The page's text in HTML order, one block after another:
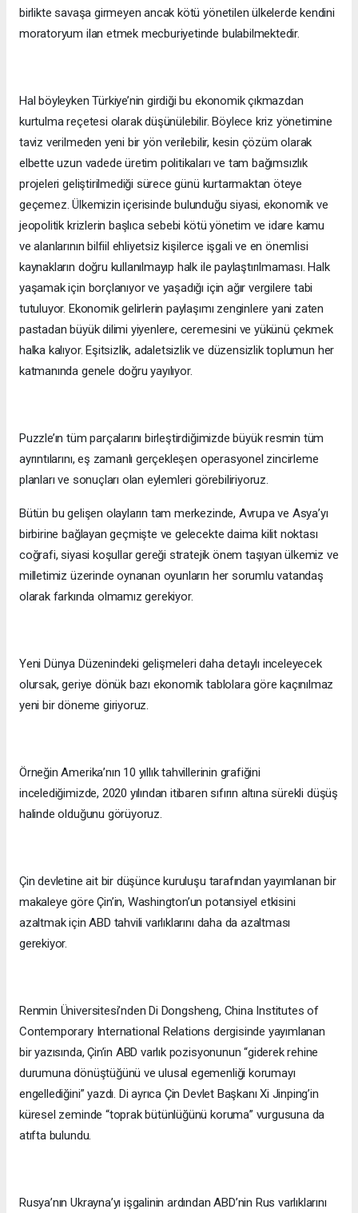
birlikte savaşa girmeyen ancak kötü yönetilen ülkelerde kendini
moratoryum ilan etmek mecburiyetinde bulabilmektedir.
Hal böyleyken Türkiye’nin girdiği bu ekonomik çıkmazdan
kurtulma reçetesi olarak düşünülebilir. Böylece kriz yönetimine
taviz verilmeden yeni bir yön verilebilir, kesin çözüm olarak
elbette uzun vadede üretim politikaları ve tam bağımsızlık
projeleri geliştirilmediği sürece günü kurtarmaktan öteye
geçemez. Ülkemizin içerisinde bulunduğu siyasi, ekonomik ve
jeopolitik krizlerin başlıca sebebi kötü yönetim ve idare kamu
ve alanlarının bilfiil ehliyetsiz kişilerce işgali ve en önemlisi
kaynakların doğru kullanılmayıp halk ile paylaştırılmaması. Halk
yaşamak için borçlanıyor ve yaşadığı için ağır vergilere tabi
tutuluyor. Ekonomik gelirlerin paylaşımı zenginlere yani zaten
pastadan büyük dilimi yiyenlere, ceremesini ve yükünü çekmek
halka kalıyor. Eşitsizlik, adaletsizlik ve düzensizlik toplumun her
katmanında genele doğru yayılıyor.
Puzzle’ın tüm parçalarını birleştirdiğimizde büyük resmin tüm
ayrıntılarını, eş zamanlı gerçekleşen operasyonel zincirleme
planları ve sonuçları olan eylemleri görebiliriyoruz.
Bütün bu gelişen olayların tam merkezinde, Avrupa ve Asya’yı
birbirine bağlayan geçmişte ve gelecekte daima kilit noktası
coğrafi, siyasi koşullar gereği stratejik önem taşıyan ülkemiz ve
milletimiz üzerinde oynanan oyunların her sorumlu vatandaş
olarak farkında olmamız gerekiyor.
Yeni Dünya Düzenindeki gelişmeleri daha detaylı inceleyecek
olursak, geriye dönük bazı ekonomik tablolara göre kaçınılmaz
yeni bir döneme giriyoruz.
Örneğin Amerika’nın 10 yıllık tahvillerinin grafiğini
incelediğimizde, 2020 yılından itibaren sıfırın altına sürekli düşüş
halinde olduğunu görüyoruz.
Çin devletine ait bir düşünce kuruluşu tarafından yayımlanan bir
makaleye göre Çin’in, Washington’un potansiyel etkisini
azaltmak için ABD tahvili varlıklarını daha da azaltması
gerekiyor.
Renmin Üniversitesi’nden Di Dongsheng, China Institutes of
Contemporary International Relations dergisinde yayımlanan
bir yazısında, Çin’in ABD varlık pozisyonunun “giderek rehine
durumuna dönüştüğünü ve ulusal egemenliği korumayı
engellediğini” yazdı. Di ayrıca Çin Devlet Başkanı Xi Jinping’in
küresel zeminde “toprak bütünlüğünü koruma” vurgusuna da
atıfta bulundu.
Rusya’nın Ukrayna’yı işgalinin ardından ABD’nin Rus varlıklarını